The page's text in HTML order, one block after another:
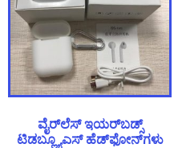
ವೈರ್‌ಲೆಸ್ ಇಯರ್‌ಬಡ್ಸ್
ಟಿಡಬ್ಲ್ಯೂಎಸ್ ಹೆಡ್‌ಫೋನ್‌ಗಳು